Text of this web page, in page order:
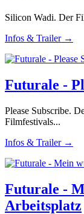
Silicon Wadi. Der
Infos & Trailer →
Futurale -
Please Subscribe.
Filmfestivals...
Infos & Trailer →
Futurale -
Arbeitsplatz